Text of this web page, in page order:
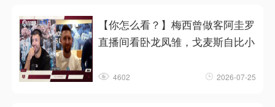
【你怎么看？】梅西曾做客阿圭罗
直播间看卧龙凤雏，戈麦斯自比小
4602 2026-07-25